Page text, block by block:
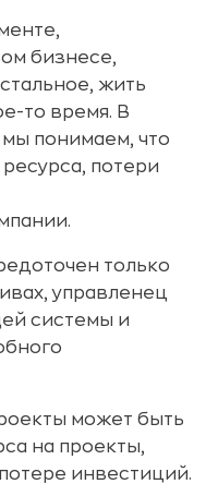
бизнесе,
жить
то время. В
понимаем, что
потери
только
управленец
системы и
может быть
на проекты,
инвестиций.